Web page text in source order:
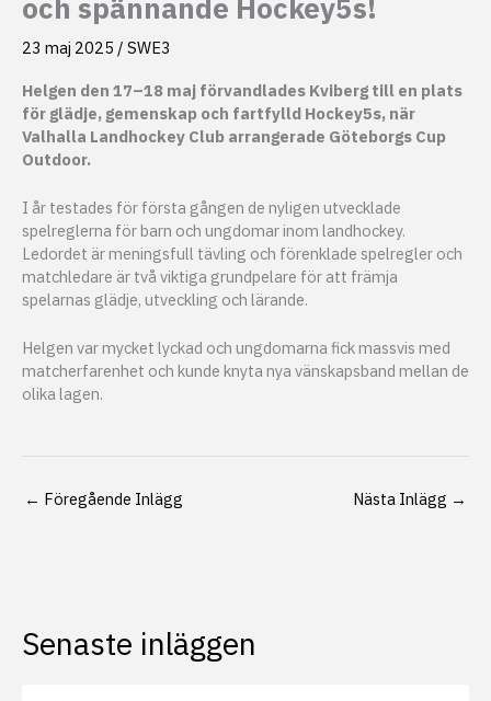
och spännande Hockey5s!
23 maj 2025 / SWE3
Helgen den 17–18 maj förvandlades Kviberg till en plats
för glädje, gemenskap och fartfylld Hockey5s, när
Valhalla Landhockey Club arrangerade Göteborgs Cup
Outdoor.
I år testades för första gången de nyligen utvecklade
spelreglerna för barn och ungdomar inom landhockey.
Ledordet är meningsfull tävling och förenklade spelregler och
matchledare är två viktiga grundpelare för att främja
spelarnas glädje, utveckling och lärande.
Helgen var mycket lyckad och ungdomarna fick massvis med
matcherfarenhet och kunde knyta nya vänskapsband mellan de
olika lagen.
← Föregående Inlägg Nästa Inlägg →
Senaste inläggen